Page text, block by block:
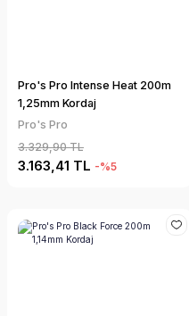
Pro's Pro Intense Heat 200m
1,25mm Kordaj
Pro's Pro
3.329,90 TL
3.163,41 TL -%5